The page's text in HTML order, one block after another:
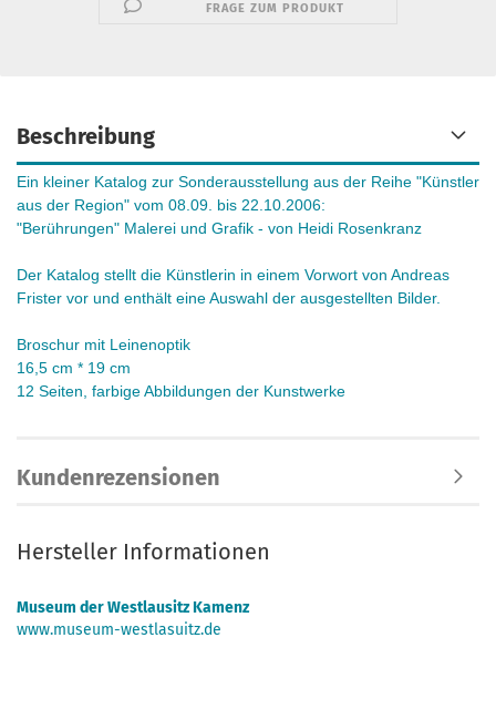
FRAGE ZUM PRODUKT
Beschreibung
Ein kleiner Katalog zur Sonderausstellung aus der Reihe "Künstler
aus der Region" vom 08.09. bis 22.10.2006:
"Berührungen" Malerei und Grafik - von Heidi Rosenkranz
Der Katalog stellt die Künstlerin in einem Vorwort von Andreas
Frister vor und enthält eine Auswahl der ausgestellten Bilder.
Broschur mit Leinenoptik
16,5 cm * 19 cm
12 Seiten, farbige Abbildungen der Kunstwerke
Kundenrezensionen
Hersteller Informationen
Museum der Westlausitz Kamenz
www.museum-westlasuitz.de